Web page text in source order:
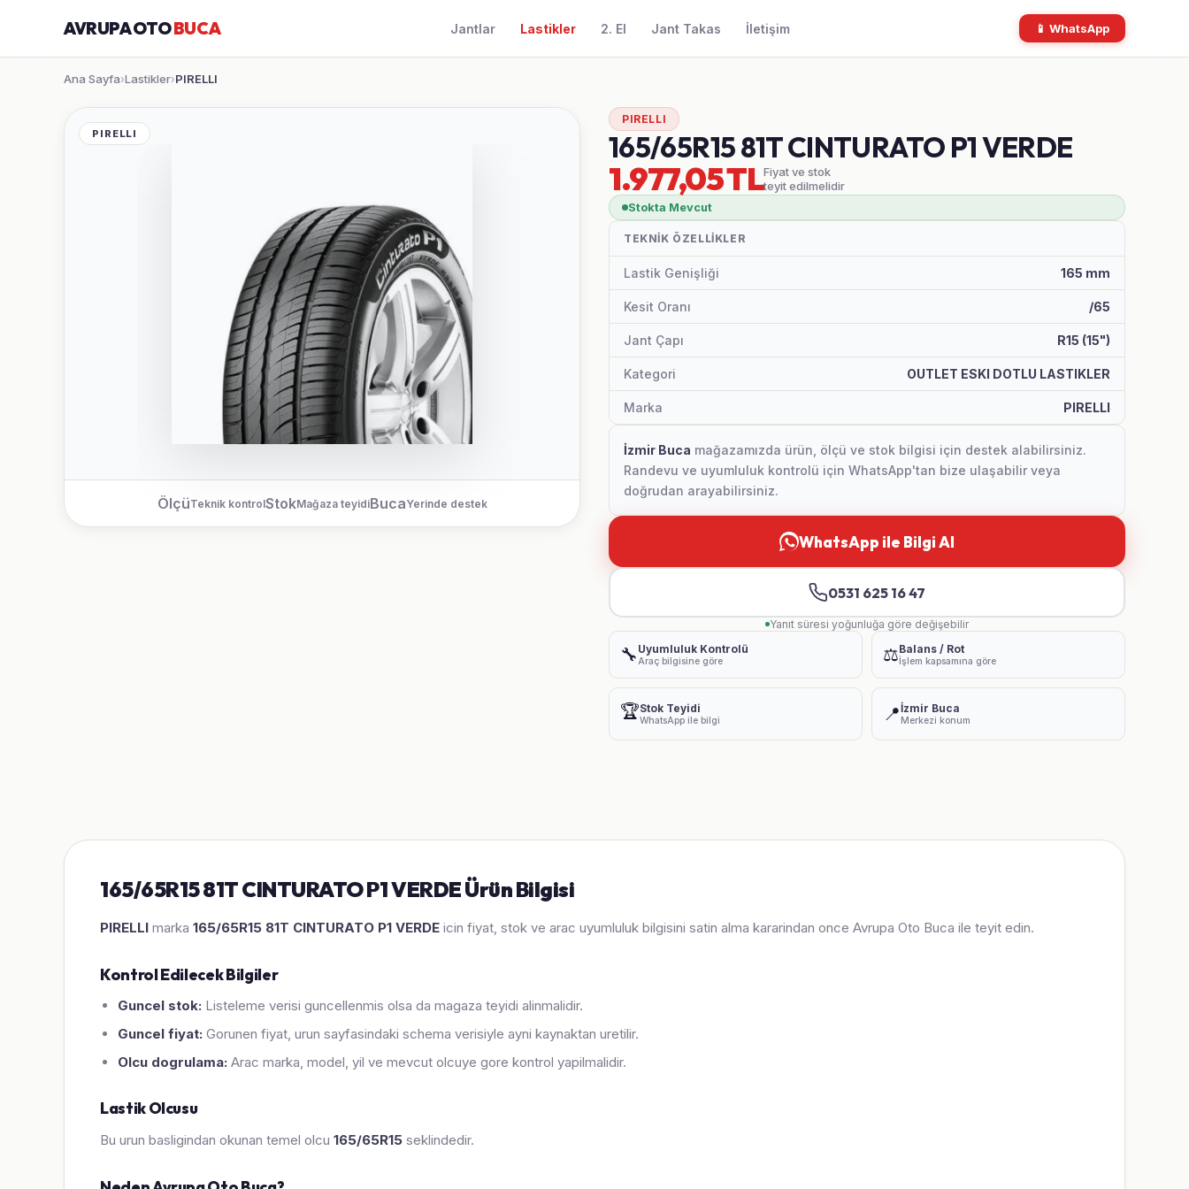
AVRUPA OTOBUCA Jantlar Lastikler 2. El Jant Takas İletişim 📱 WhatsApp
Ana Sayfa›Lastikler›PIRELLI
PIRELLI
ÖlçüTeknik kontrolStokMağaza teyidiBucaYerinde destek
PIRELLI
165/65R15 81T CINTURATO P1 VERDE
1.977,05 TLFiyat ve stok
teyit edilmelidir
Stokta Mevcut
TEKNIK ÖZELLIKLER
Lastik Genişliği 165 mm
Kesit Oranı /65
Jant Çapı R15 (15")
Kategori OUTLET ESKI DOTLU LASTIKLER
Marka PIRELLI
İzmir Buca mağazamızda ürün, ölçü ve stok bilgisi için destek alabilirsiniz.
Randevu ve uyumluluk kontrolü için WhatsApp'tan bize ulaşabilir veya
doğrudan arayabilirsiniz.
WhatsApp ile Bilgi Al
0531 625 16 47
Yanıt süresi yoğunluğa göre değişebilir
🔧 Uyumluluk Kontrolü
Araç bilgisine göre ⚖️Balans / Rot
İşlem kapsamına göre
🏆Stok Teyidi
WhatsApp ile bilgi 📍İzmir Buca
Merkezi konum
165/65R15 81T CINTURATO P1 VERDE Ürün Bilgisi
PIRELLI marka 165/65R15 81T CINTURATO P1 VERDE icin fiyat, stok ve arac uyumluluk bilgisini satin alma kararindan once Avrupa Oto Buca ile teyit edin.
Kontrol Edilecek Bilgiler
Guncel stok: Listeleme verisi guncellenmis olsa da magaza teyidi alinmalidir.
Guncel fiyat: Gorunen fiyat, urun sayfasindaki schema verisiyle ayni kaynaktan uretilir.
Olcu dogrulama: Arac marka, model, yil ve mevcut olcuye gore kontrol yapilmalidir.
Lastik Olcusu
Bu urun basligindan okunan temel olcu 165/65R15 seklindedir.